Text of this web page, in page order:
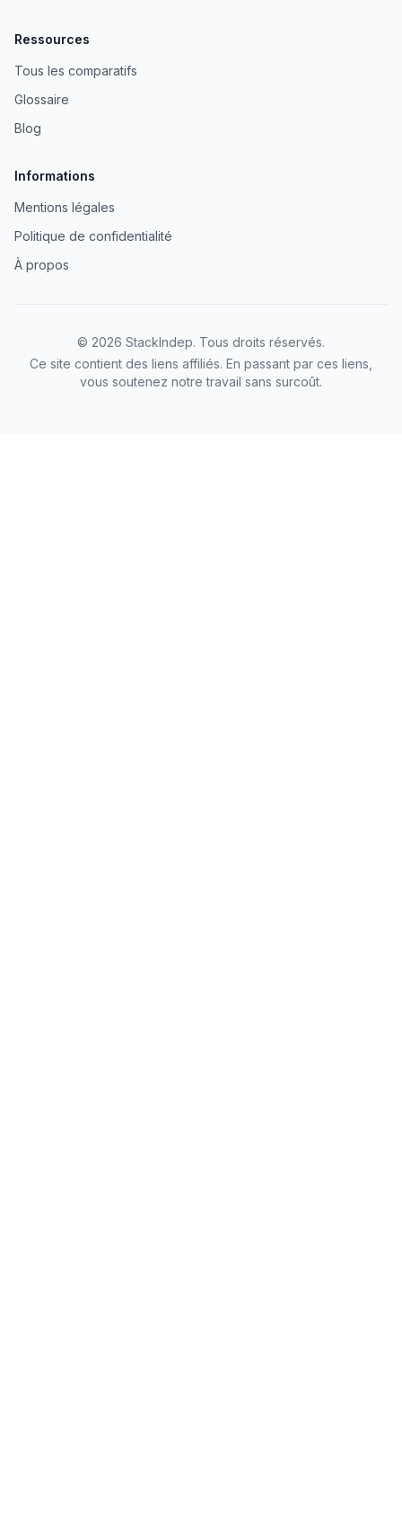
Ressources
Tous les comparatifs
Glossaire
Blog
Informations
Mentions légales
Politique de confidentialité
À propos
© 2026 StackIndep. Tous droits réservés.
Ce site contient des liens affiliés. En passant par ces liens,
vous soutenez notre travail sans surcoût.